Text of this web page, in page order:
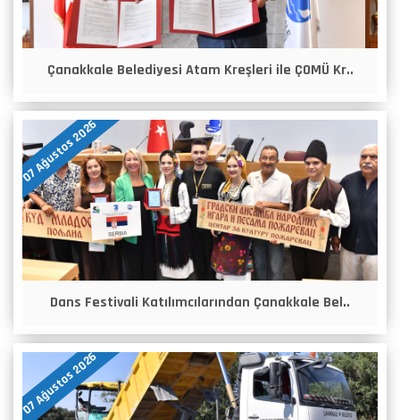
Çanakkale Belediyesi Atam Kreşleri ile ÇOMÜ Kr..
07 Ağustos 2026
Dans Festivali Katılımcılarından Çanakkale Bel..
07 Ağustos 2026